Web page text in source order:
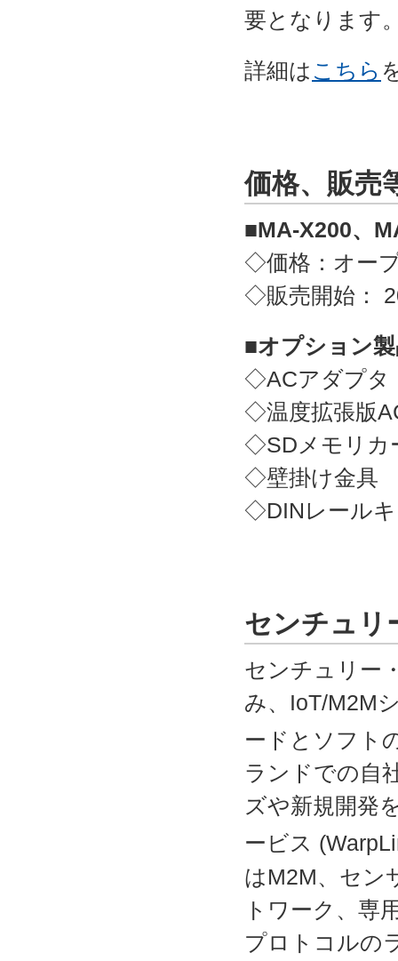
要となります
詳細は こちら
価格、販売
■MA-X200、
◇価格：オー
◇販売開始：
■オプション
◇ACアダプタ
◇温度拡張版
◇SDメモリカ
◇壁掛け金具
◇DINレール
センチュリ
センチュリー
み、IoT/M2M
ードとソフト
ランドでの自
ズや新規開発
ービス
はM2M、セン
トワーク、専
プロトコルの